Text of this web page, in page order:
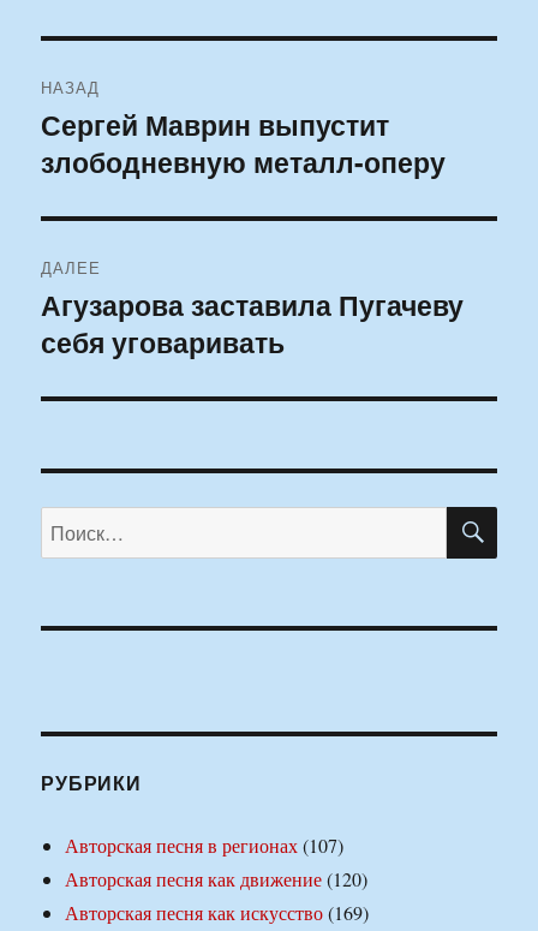
по
записям
НАЗАД
Предыдущая
запись:
Сергей Маврин выпустит
злободневную металл-оперу
ДАЛЕЕ
Следующая
запись:
Агузарова заставила Пугачеву
себя уговаривать
Искать:
РУБРИКИ
Авторская песня в регионах(107)
Авторская песня как движение(120)
Авторская песня как искусство(169)